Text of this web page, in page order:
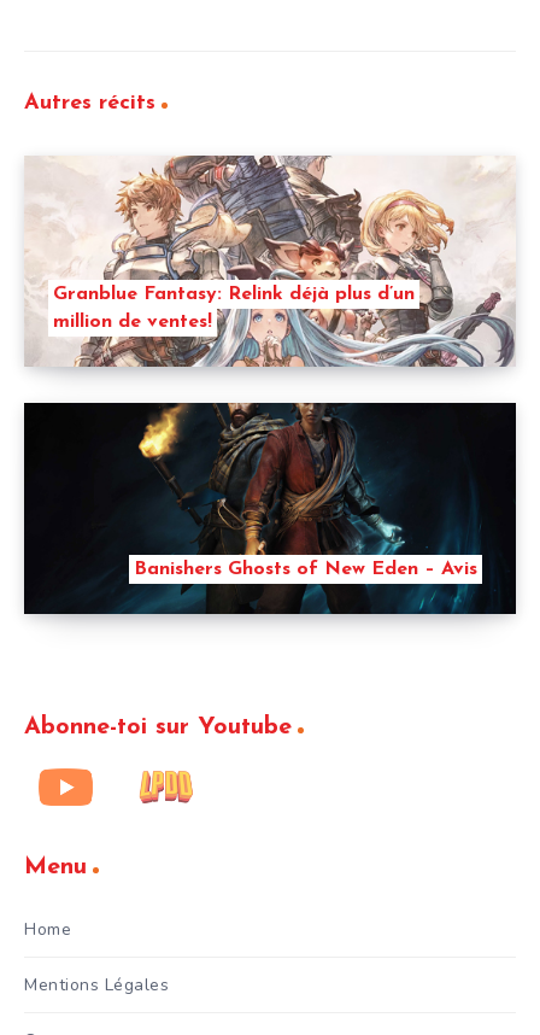
Autres récits
Granblue Fantasy: Relink déjà plus d’un
million de ventes!
Banishers Ghosts of New Eden – Avis
Abonne-toi sur Youtube
Menu
Home
Mentions Légales